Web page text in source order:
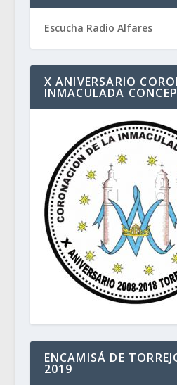
Escucha Radio Alfares
X ANIVERSARIO
INMACULADA
ENCAMISÁ DE
2019